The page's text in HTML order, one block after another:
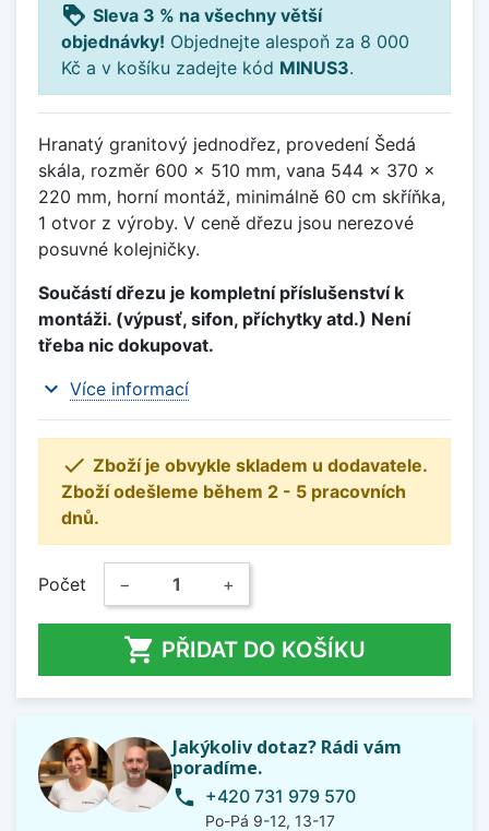
loyalty Sleva 3 % na všechny větší
objednávky! Objednejte alespoň za 8 000
Kč a v košíku zadejte kód MINUS3.
Hranatý granitový jednodřez, provedení Šedá
skála, rozměr 600 x 510 mm, vana 544 x 370 x
220 mm, horní montáž, minimálně 60 cm skříňka,
1 otvor z výroby. V ceně dřezu jsou nerezové
posuvné kolejničky.
Součástí dřezu je kompletní příslušenství k
montáži. (výpusť, sifon, příchytky atd.) Není
třeba nic dokupovat.
expand_more Více informací
 Zboží je obvykle skladem u dodavatele.
Zboží odešleme během 2 - 5 pracovních
dnů.
Počet − +
 PŘIDAT DO KOŠÍKU
Jakýkoliv dotaz? Rádi vám
poradíme.
phone +420 731 979 570
Po-Pá 9-12, 13-17